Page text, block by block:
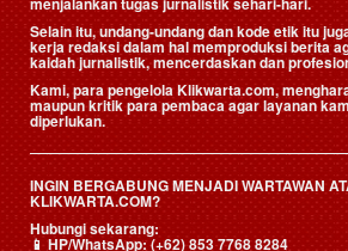
Selain itu, undang-undang dan kode etik itu
kerja redaksi dalam hal memproduksi berita
kaidah jurnalistik, mencerdaskan dan
Kami, para pengelola Klikwarta.com,
maupun kritik para pembaca agar layanan
diperlukan.
INGIN BERGABUNG MENJADI WARTAWAN
KLIKWARTA.COM?
Hubungi sekarang:
📱HP/WhatsApp:(+62) 853 7768 8284